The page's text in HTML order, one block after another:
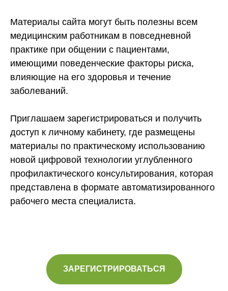
Материалы сайта могут быть полезны всем
медицинским работникам в повседневной
практике при общении с пациентами,
имеющими поведенческие факторы риска,
влияющие на его здоровья и течение
заболеваний.
Приглашаем зарегистрироваться и получить
доступ к личному кабинету, где размещены
материалы по практическому использованию
новой цифровой технологии углубленного
профилактического консультирования, которая
представлена в формате автоматизированного
рабочего места специалиста.
ЗАРЕГИСТРИРОВАТЬСЯ